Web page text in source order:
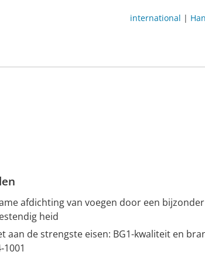
international |
afdichting van voegen door een
heid
aan de strengste eisen: BG1-kwaliteit en